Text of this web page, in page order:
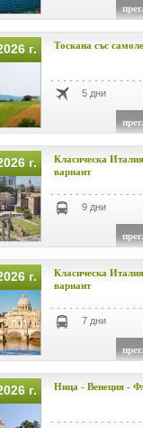
г. Тоскана със
5 дни
г.
Класическа
вариант
9 дни
г.
Класическа
вариант
7 дни
г. Ница - Венеция -